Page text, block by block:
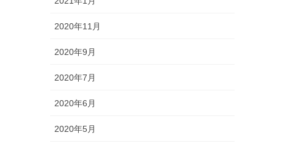
2020年11月
2020年9月
2020年7月
2020年6月
2020年5月